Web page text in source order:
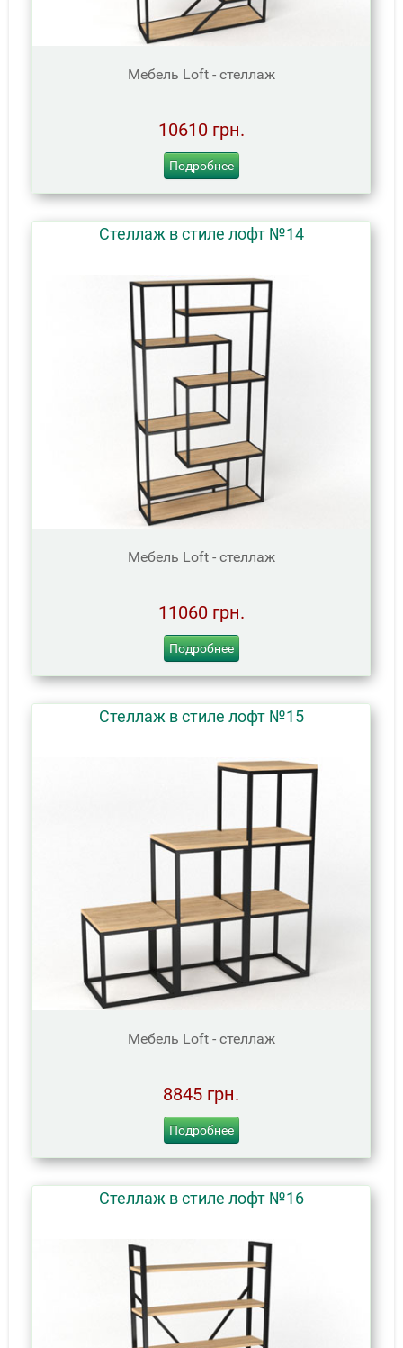
Мебель Loft - стеллаж
10610 грн.
Подробнее
Стеллаж в стиле лофт №14
Мебель Loft - стеллаж
11060 грн.
Подробнее
Стеллаж в стиле лофт №15
Мебель Loft - стеллаж
8845 грн.
Подробнее
Стеллаж в стиле лофт №16